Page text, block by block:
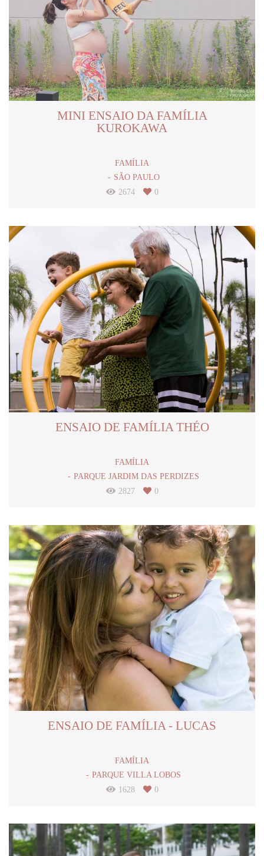
MINI ENSAIO DA FAMÍLIA
KUROKAWA
FAMÍLIA
SÃO PAULO
2674
0
ENSAIO DE FAMÍLIA THÉO
FAMÍLIA
PARQUE JARDIM DAS PERDIZES
2827
0
ENSAIO DE FAMÍLIA - LUCAS
FAMÍLIA
PARQUE VILLA LOBOS
1628
0